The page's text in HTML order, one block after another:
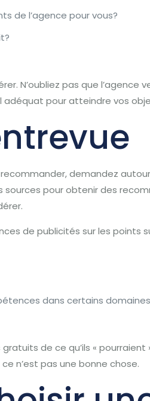
de l’agence pour vous?
N’oubliez pas que
pour atteindre vos
demandez
pour obtenir des
de publicités sur les points
dans certains
de ce qu’ils « pourraient
n’est pas une bonne chose.